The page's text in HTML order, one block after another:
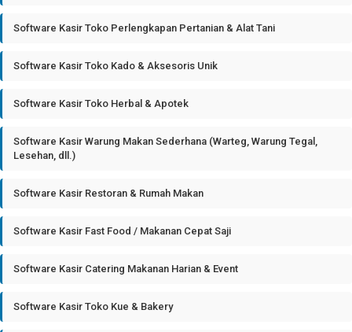
Software Kasir Toko Perlengkapan Pertanian & Alat Tani
Software Kasir Toko Kado & Aksesoris Unik
Software Kasir Toko Herbal & Apotek
Software Kasir Warung Makan Sederhana (Warteg, Warung Tegal,
Lesehan, dll.)
Software Kasir Restoran & Rumah Makan
Software Kasir Fast Food / Makanan Cepat Saji
Software Kasir Catering Makanan Harian & Event
Software Kasir Toko Kue & Bakery